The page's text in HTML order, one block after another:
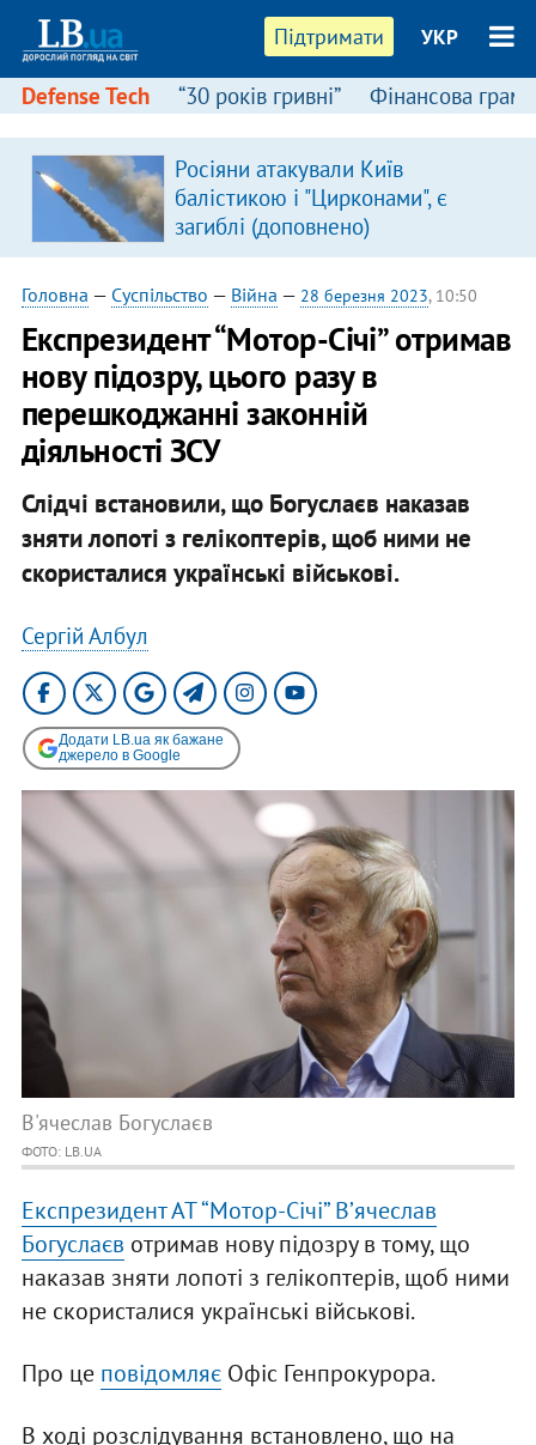
Підтримати УКР
Defense Tech “30 років гривні” Фінансова
Росіяни атакували Київ
балістикою і "Цирконами", є
загиблі (доповнено)
Головна — Суспільство — Війна — 28 березня 2023, 10:50
Експрезидент “Мотор-Січі” отримав
нову підозру, цього разу в
перешкоджанні законній
діяльності ЗСУ
Слідчі встановили, що Богуслаєв наказав
зняти лопоті з гелікоптерів, щоб ними не
скористалися українські військові.
Сергій Албул
Додати LB.ua як бажане
джерело в Google
В'ячеслав Богуслаєв
ФОТО: LB.UA
Експрезидент АТ “Мотор-Січі” Вʼячеслав
Богуслаєв отримав нову підозру в тому, що
наказав зняти лопоті з гелікоптерів, щоб ними
не скористалися українські військові.
Про це повідомляєОфіс Генпрокурора.
В ході розслідування встановлено, що на